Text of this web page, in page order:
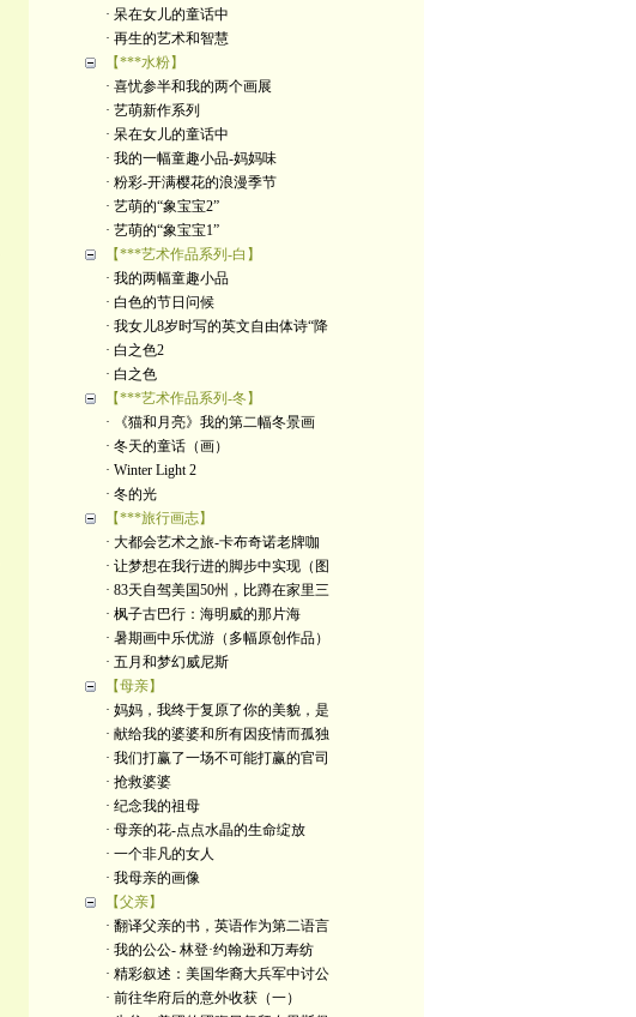
· 呆在女儿的童话中
· 再生的艺术和智慧
【***水粉】
· 喜忧参半和我的两个画展
· 艺萌新作系列
· 呆在女儿的童话中
· 我的一幅童趣小品-妈妈味
· 粉彩-开满樱花的浪漫季节
· 艺萌的“象宝宝2”
· 艺萌的“象宝宝1”
【***艺术作品系列-白】
· 我的两幅童趣小品
· 白色的节日问候
· 我女儿8岁时写的英文自由体诗“降
· 白之色2
· 白之色
【***艺术作品系列-冬】
· 《猫和月亮》我的第二幅冬景画
· 冬天的童话（画）
· Winter Light 2
· 冬的光
【***旅行画志】
· 大都会艺术之旅-卡布奇诺老牌咖
· 让梦想在我行进的脚步中实现（图
· 83天自驾美国50州，比蹲在家里三
· 枫子古巴行：海明威的那片海
· 暑期画中乐优游（多幅原创作品）
· 五月和梦幻威尼斯
【母亲】
· 妈妈，我终于复原了你的美貌，是
· 献给我的婆婆和所有因疫情而孤独
· 我们打赢了一场不可能打赢的官司
· 抢救婆婆
· 纪念我的祖母
· 母亲的花-点点水晶的生命绽放
· 一个非凡的女人
· 我母亲的画像
【父亲】
· 翻译父亲的书，英语作为第二语言
· 我的公公- 林登·约翰逊和万寿纺
· 精彩叙述：美国华裔大兵军中讨公
· 前往华府后的意外收获（一）